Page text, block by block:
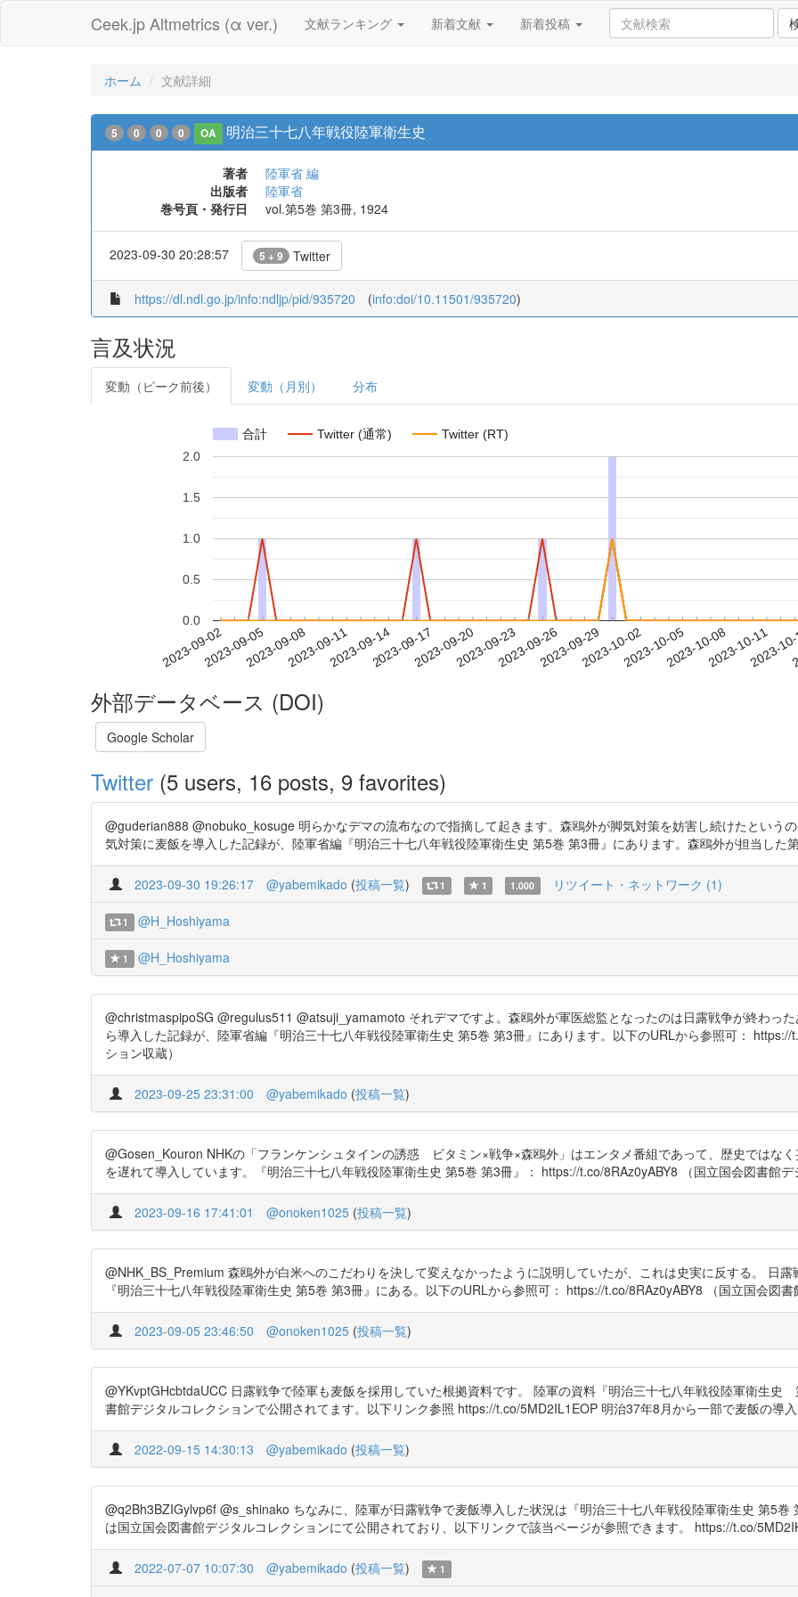
Ceek.jp Altmetrics (α ver.) 文献ランキング 新着文献 新着投稿
ホーム 文献詳細
5 0 0 0 OA 明治三十七八年戦役陸軍衛生史
著者
陸軍省 編
出版者
陸軍省
巻号頁・発行日
vol.第5巻 第3冊, 1924
2023-09-30 20:28:57 5 + 9 Twitter
https://dl.ndl.go.jp/info:ndljp/pid/935720 (info:doi/10.11501/935720)
言及状況
変動（ピーク前後） 変動（月別） 分布
合計 Twitter (通常) Twitter (RT)
2023-09-022023-09-052023-09-082023-09-112023-09-142023-09-172023-09-202023-09-232023-09-262023-09-292023-10-022023-10-052023-10-082023-10-11
2023-
0.0
0.5
1.0
1.5
2.0
外部データベース (DOI)
Google Scholar
Twitter (5 users, 16 posts, 9 favorites)
@guderian888 @nobuko_kosuge 明らかなデマの流布なので指摘して起きます。森鴎外が脚気対策を妨害し続けたという
気対策に麦飯を導入した記録が、陸軍省編『明治三十七八年戦役陸軍衛生史 第5巻 第3冊』にあります。森鴎外が担当した
2023-09-30 19:26:17 @yabemikado (投稿一覧) 1 1 1.000 リツイート・ネットワーク (1)
1 @H_Hoshiyama
1 @H_Hoshiyama
@christmaspipoSG @regulus511 @atsuji_yamamoto それデマですよ。森鴎外が軍医総監となったのは日露戦争が終わっ
ら導入した記録が、陸軍省編『明治三十七八年戦役陸軍衛生史 第5巻 第3冊』にあります。以下のURLから参照可：
ション収蔵）
2023-09-25 23:31:00 @yabemikado (投稿一覧)
@Gosen_Kouron NHKの「フランケンシュタインの誘惑 ビタミン×戦争×森鴎外」はエンタメ番組であって、歴史ではな
を遅れて導入しています。『明治三十七八年戦役陸軍衛生史 第5巻 第3冊』： https://t.co/8RAz0yABY8 （国立国会図書館デ
2023-09-16 17:41:01 @onoken1025 (投稿一覧)
@NHK_BS_Premium 森鴎外が白米へのこだわりを決して変えなかったように説明していたが、これは史実に反する。 日
『明治三十七八年戦役陸軍衛生史 第5巻 第3冊』にある。以下のURLから参照可： https://t.co/8RAz0yABY8 （国立国会図書
2023-09-05 23:46:50 @onoken1025 (投稿一覧)
@YKvptGHcbtdaUCC 日露戦争で陸軍も麦飯を採用していた根拠資料です。 陸軍の資料『明治三十七八年戦役陸軍衛生
書館デジタルコレクションで公開されてます。以下リンク参照 https://t.co/5MD2IL1EOP 明治37年8月から一部で麦飯の導入
2022-09-15 14:30:13 @yabemikado (投稿一覧)
@q2Bh3BZIGylvp6f @s_shinako ちなみに、陸軍が日露戦争で麦飯導入した状況は『明治三十七八年戦役陸軍衛生史 第5
は国立国会図書館デジタルコレクションにて公開されており、以下リンクで該当ページが参照できます。 https://t.co/
2022-07-07 10:07:30 @yabemikado (投稿一覧) 1